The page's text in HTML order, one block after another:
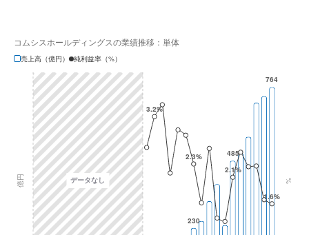
コムシスホールディングスの業績推移：単体
売上高（億円）
純利益率（%）